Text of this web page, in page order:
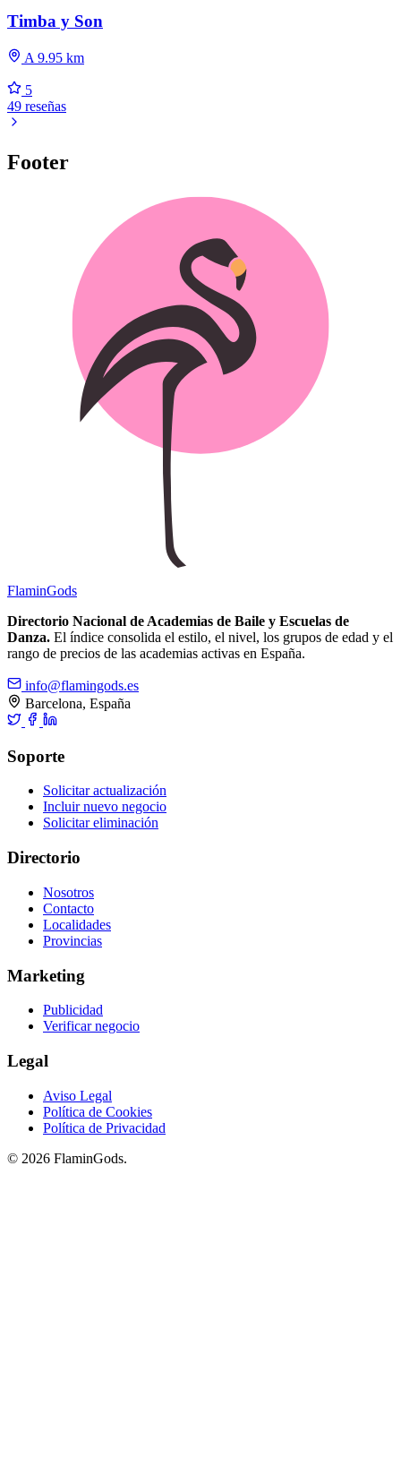
Timba y Son
A 9.95 km
5
49 reseñas
Footer
FlaminGods
Directorio Nacional de Academias de Baile y Escuelas de
Danza. El índice consolida el estilo, el nivel, los grupos de edad y el
rango de precios de las academias activas en España.
info@flamingods.es
Barcelona, España
Soporte
Solicitar actualización
Incluir nuevo negocio
Solicitar eliminación
Directorio
Nosotros
Contacto
Localidades
Provincias
Marketing
Publicidad
Verificar negocio
Legal
Aviso Legal
Política de Cookies
Política de Privacidad
© 2026 FlaminGods.